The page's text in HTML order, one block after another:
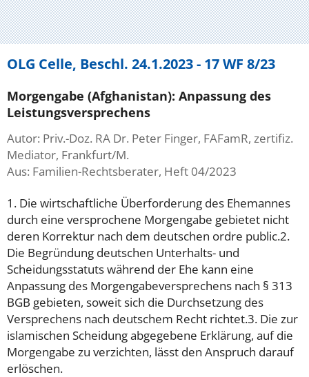
OLG Celle, Beschl. 24.1.2023 - 17 WF 8/23
Morgengabe (Afghanistan): Anpassung des
Leistungsversprechens
Autor: Priv.-Doz. RA Dr. Peter Finger, FAFamR, zertifiz.
Mediator, Frankfurt/M.
Aus: Familien-Rechtsberater, Heft 04/2023
1. Die wirtschaftliche Überforderung des Ehemannes
durch eine versprochene Morgengabe gebietet nicht
deren Korrektur nach dem deutschen ordre public.2.
Die Begründung deutschen Unterhalts- und
Scheidungsstatuts während der Ehe kann eine
Anpassung des Morgengabeversprechens nach § 313
BGB gebieten, soweit sich die Durchsetzung des
Versprechens nach deutschem Recht richtet.3. Die zur
islamischen Scheidung abgegebene Erklärung, auf die
Morgengabe zu verzichten, lässt den Anspruch darauf
erlöschen.